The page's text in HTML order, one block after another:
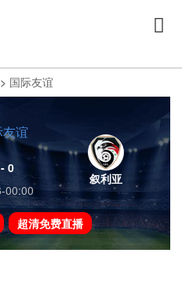
> 国际友谊
谊
0
00:00
叙利亚
超清免费直播